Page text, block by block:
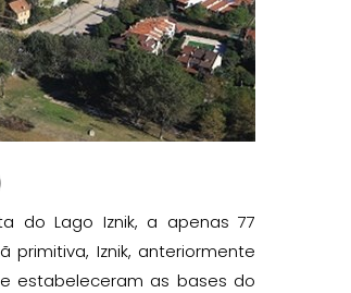
do Lago Iznik, a apenas 77
Iznik, anteriormente
estabeleceram as bases do